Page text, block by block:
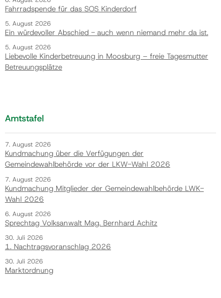
Fahrradspende für das SOS Kinderdorf
5. August 2026
Ein würdevoller Abschied - auch wenn niemand mehr da ist.
5. August 2026
Liebevolle Kinderbetreuung in Moosburg – freie Tagesmutter
Betreuungsplätze
Amtstafel
7. August 2026
Kundmachung über die Verfügungen der
Gemeindewahlbehörde vor der LKW-Wahl 2026
7. August 2026
Kundmachung Mitglieder der Gemeindewahlbehörde LWK-
Wahl 2026
6. August 2026
Sprechtag Volksanwalt Mag. Bernhard Achitz
30. Juli 2026
1. Nachtragsvoranschlag 2026
30. Juli 2026
Marktordnung